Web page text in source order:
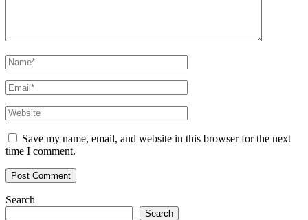
Save my name, email, and website in this browser for the next
time I comment.
Search
Search